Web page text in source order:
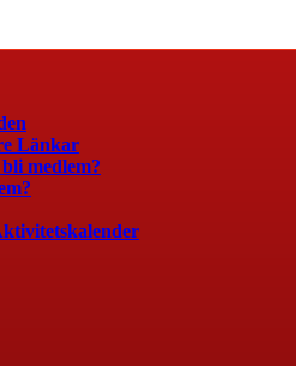
Länkar
medlem?